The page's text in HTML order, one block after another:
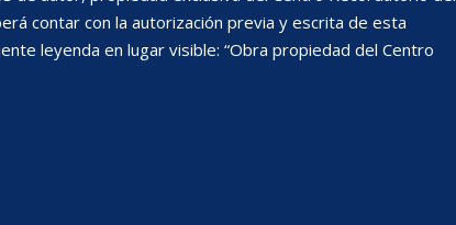
contar con la autorización previa y escrita de esta
leyenda en lugar visible: “Obra propiedad del Centro